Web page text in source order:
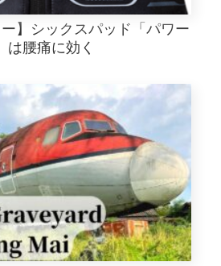
ー】シックスパッド「パワー
は腰痛に効く